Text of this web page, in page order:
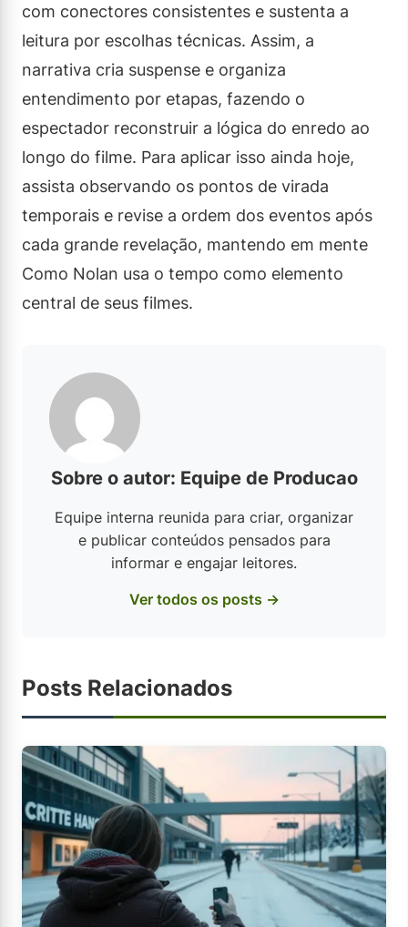
com conectores consistentes e sustenta a
leitura por escolhas técnicas. Assim, a
narrativa cria suspense e organiza
entendimento por etapas, fazendo o
espectador reconstruir a lógica do enredo ao
longo do filme. Para aplicar isso ainda hoje,
assista observando os pontos de virada
temporais e revise a ordem dos eventos após
cada grande revelação, mantendo em mente
Como Nolan usa o tempo como elemento
central de seus filmes.
Sobre o autor: Equipe de Producao
Equipe interna reunida para criar, organizar
e publicar conteúdos pensados para
informar e engajar leitores.
Ver todos os posts →
Posts Relacionados